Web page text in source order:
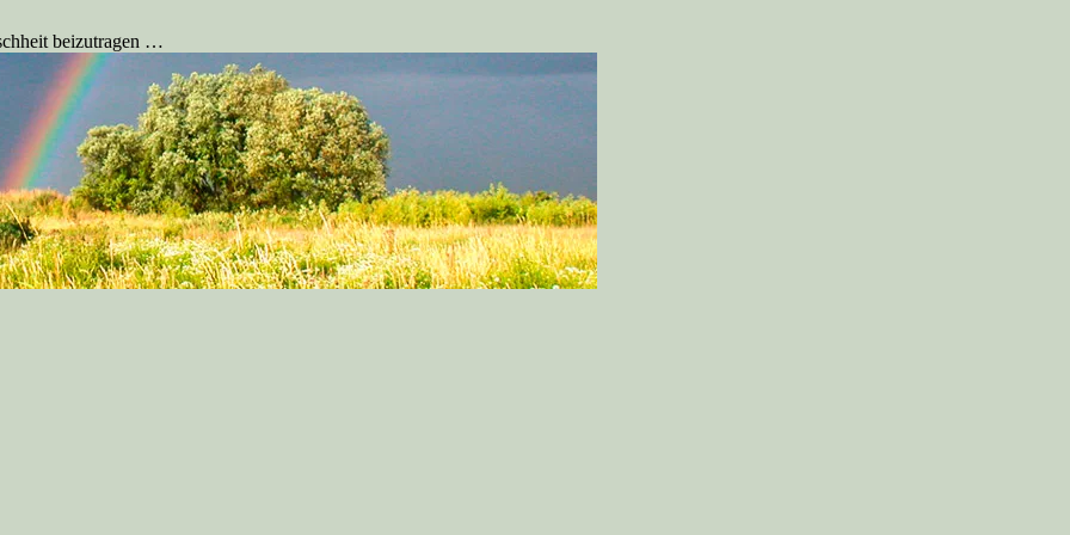
beizutragen …